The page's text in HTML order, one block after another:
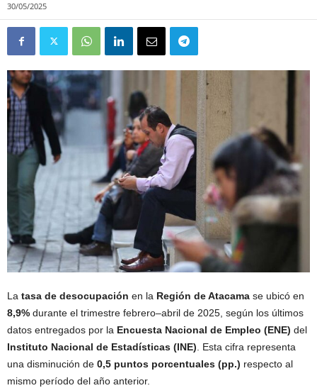
30/05/2025
La tasa de desocupación en la Región de Atacama se ubicó en
8,9% durante el trimestre febrero–abril de 2025, según los últimos
datos entregados por la Encuesta Nacional de Empleo (ENE) del
Instituto Nacional de Estadísticas (INE). Esta cifra representa
una disminución de 0,5 puntos porcentuales (pp.) respecto al
mismo período del año anterior.